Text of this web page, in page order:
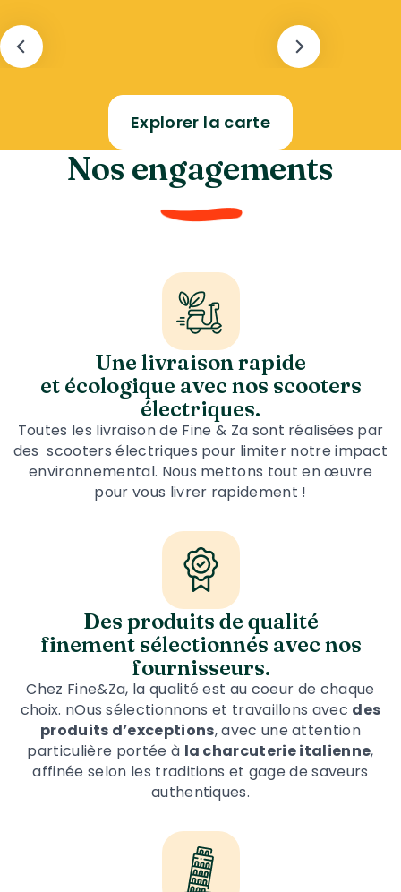
← →
Explorer la carte
Nos engagements
Une livraison rapide
et écologique avec nos scooters
électriques.
Toutes les livraison de Fine & Za sont réalisées par
des scooters électriques pour limiter notre impact
environnemental. Nous mettons tout en œuvre
pour vous livrer rapidement !
Des produits de qualité
finement sélectionnés avec nos
fournisseurs.
Chez Fine&Za, la qualité est au coeur de chaque
choix. nOus sélectionnons et travaillons avec des
produits d’exceptions, avec une attention
particulière portée à la charcuterie italienne,
affinée selon les traditions et gage de saveurs
authentiques.